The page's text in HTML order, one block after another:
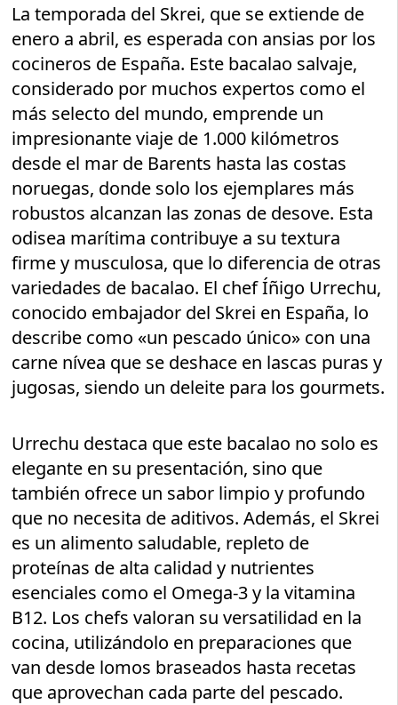
La temporada del Skrei, que se extiende de
enero a abril, es esperada con ansias por los
cocineros de España. Este bacalao salvaje,
considerado por muchos expertos como el
más selecto del mundo, emprende un
impresionante viaje de 1.000 kilómetros
desde el mar de Barents hasta las costas
noruegas, donde solo los ejemplares más
robustos alcanzan las zonas de desove. Esta
odisea marítima contribuye a su textura
firme y musculosa, que lo diferencia de otras
variedades de bacalao. El chef Íñigo Urrechu,
conocido embajador del Skrei en España, lo
describe como «un pescado único» con una
carne nívea que se deshace en lascas puras y
jugosas, siendo un deleite para los gourmets.
Urrechu destaca que este bacalao no solo es
elegante en su presentación, sino que
también ofrece un sabor limpio y profundo
que no necesita de aditivos. Además, el Skrei
es un alimento saludable, repleto de
proteínas de alta calidad y nutrientes
esenciales como el Omega-3 y la vitamina
B12. Los chefs valoran su versatilidad en la
cocina, utilizándolo en preparaciones que
van desde lomos braseados hasta recetas
que aprovechan cada parte del pescado.